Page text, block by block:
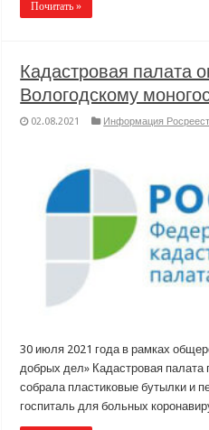
Почитать »
Кадастровая палата
Вологодскому
02.08.2021 Информация
30 июля 2021 года в рамках
добрых дел» Кадастровая палата
собрала пластиковые бутылки и
госпиталь для больных